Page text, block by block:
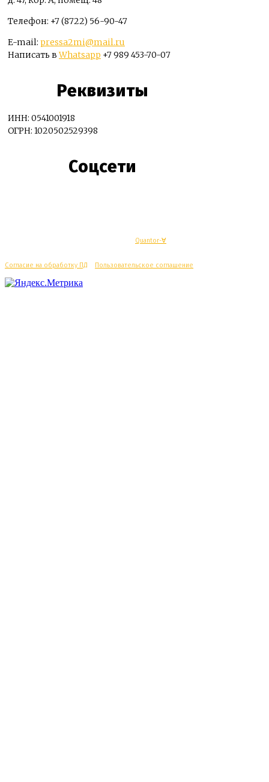
Телефон: +7 (8722) 56-90-47
E-mail: pressa2mi@mail.ru
Написать вWhatsapp +7 989 453-70-07
Реквизиты
ИНН: 0541001918
ОГРН: 1020502529398
Соцсети
Quantor-∀
Согласие на обработку ПД Пользовательское соглашение